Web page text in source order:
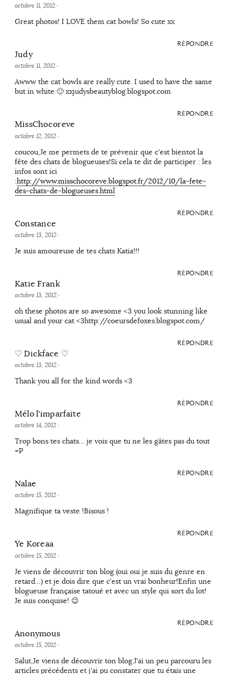
octobre 11, 2012·
Great photos! I LOVE them cat bowls! So cute xx
RÉPONDRE
Judy
octobre 11, 2012·
Awww the cat bowls are really cute. I used to have the same
but in white 🙂 xxjudysbeautyblog.blogspot.com
RÉPONDRE
MissChocoreve
octobre 12, 2012·
coucou,Je me permets de te prévenir que c'est bientot la
fête des chats de blogueuses!Si cela te dit de participer : les
infos sont ici
:http://www.misschocoreve.blogspot.fr/2012/10/la-fete-
des-chats-de-blogueuses.html
RÉPONDRE
Constance
octobre 13, 2012·
Je suis amoureuse de tes chats Katia!!!
RÉPONDRE
Katie Frank
octobre 13, 2012·
oh these photos are so awesome <3 you look stunning like
usual and your cat <3http://coeursdefoxes.blogspot.com/
RÉPONDRE
♡ Dickface ♡
octobre 13, 2012·
Thank you all for the kind words <3
RÉPONDRE
Mélo l'imparfaite
octobre 14, 2012·
Trop bons tes chats… je vois que tu ne les gâtes pas du tout
=P
RÉPONDRE
Nalae
octobre 15, 2012·
Magnifique ta veste !Bisous !
RÉPONDRE
Ye Koreaa
octobre 15, 2012·
Je viens de découvrir ton blog (oui oui je suis du genre en
retard…) et je dois dire que c'est un vrai bonheur!Enfin une
blogueuse française tatoué et avec un style qui sort du lot!
Je suis conquise! 😉
RÉPONDRE
Anonymous
octobre 15, 2012·
Salut,Je viens de découvrir ton blog.J'ai un peu parcouru les
articles précédents et j'ai pu constater que tu étais une